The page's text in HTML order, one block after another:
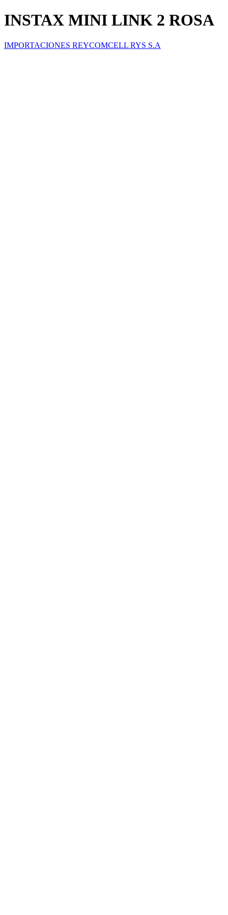
INSTAX MINI LINK 2 ROSA
IMPORTACIONES REYCOMCELL RYS S.A